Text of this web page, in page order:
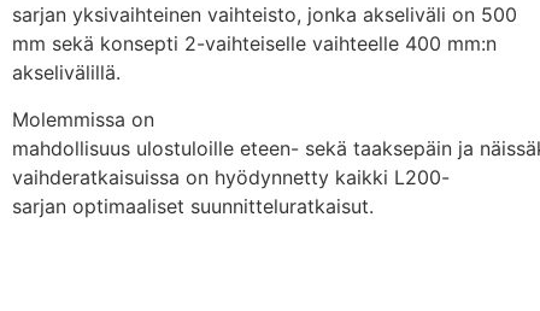
sarjan yksivaihteinen vaihteisto, jonka akseliväli on 500
mm sekä konsepti 2-vaihteiselle vaihteelle 400 mm:n
akselivälillä.
Molemmissa on
mahdollisuus ulostuloille eteen- sekä taaksepäin ja
vaihderatkaisuissa on hyödynnetty kaikki L200-
sarjan optimaaliset suunnitteluratkaisut.